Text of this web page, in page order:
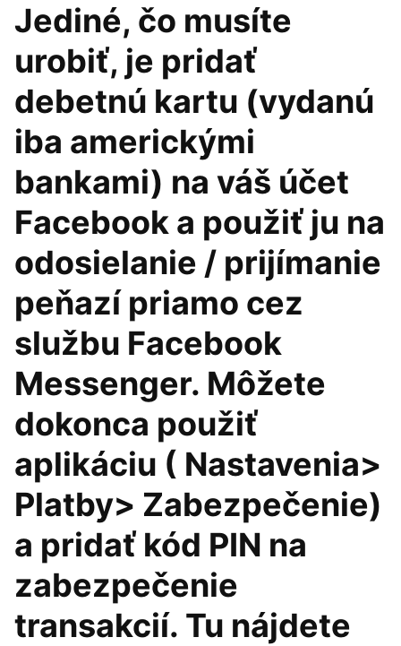
Jediné, čo musíte
urobiť, je pridať
debetnú kartu (vydanú
iba americkými
bankami) na váš účet
Facebook a použiť ju na
odosielanie / prijímanie
peňazí priamo cez
službu Facebook
Messenger. Môžete
dokonca použiť
aplikáciu ( Nastavenia>
Platby> Zabezpečenie)
a pridať kód PIN na
zabezpečenie
transakcií. Tu nájdete